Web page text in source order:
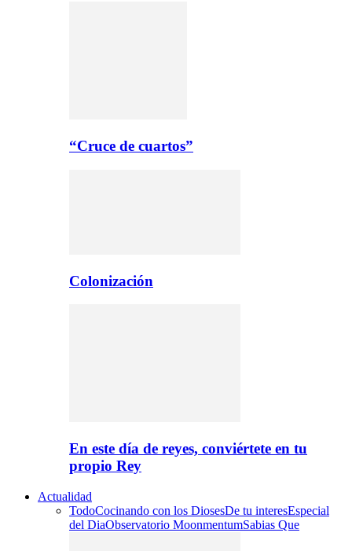
“Cruce de cuartos”
Colonización
En este día de reyes, conviértete en tu
propio Rey
Actualidad
TodoCocinando con los DiosesDe tu interesEspecial
del DiaObservatorio MoonmentumSabias Que